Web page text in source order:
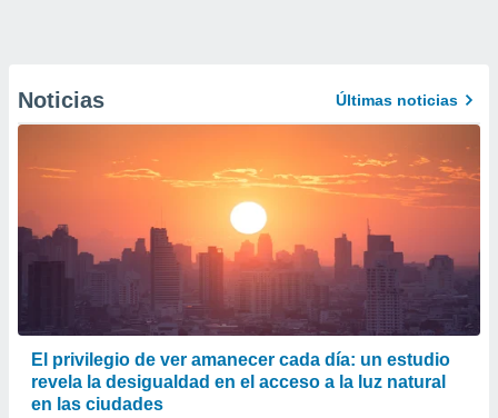
Noticias Últimas noticias
El privilegio de ver amanecer cada día: un estudio
revela la desigualdad en el acceso a la luz natural
en las ciudades